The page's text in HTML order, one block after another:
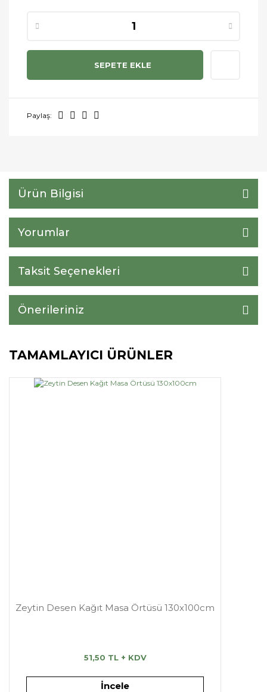
SEPETE EKLE
Paylaş:
Ürün Bilgisi
Yorumlar
Taksit Seçenekleri
Önerileriniz
TAMAMLAYICI ÜRÜNLER
Zeytin Desen Kağıt Masa Örtüsü 130x100cm
51,50 TL + KDV
İncele